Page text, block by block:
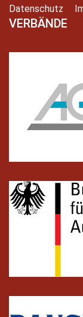
Datenschutz
VERBÄNDE